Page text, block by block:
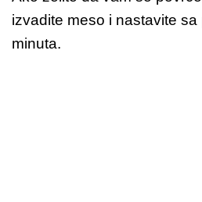
izvadite meso i nastavite
minuta.